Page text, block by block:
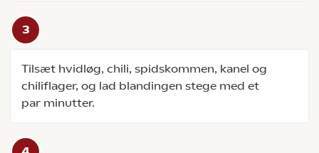
Tilsæt hvidløg, chili, spidskommen, kanel og
chiliflager, og lad blandingen stege med et
par minutter.